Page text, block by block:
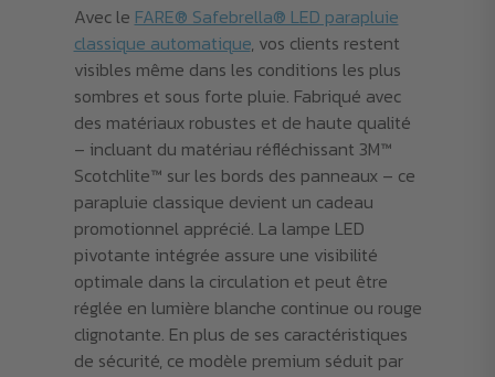
Avec le FARE® Safebrella® LED parapluie
classique automatique, vos clients restent
visibles même dans les conditions les plus
sombres et sous forte pluie. Fabriqué avec
des matériaux robustes et de haute qualité
– incluant du matériau réfléchissant 3M™
Scotchlite™ sur les bords des panneaux – ce
parapluie classique devient un cadeau
promotionnel apprécié. La lampe LED
pivotante intégrée assure une visibilité
optimale dans la circulation et peut être
réglée en lumière blanche continue ou rouge
clignotante. En plus de ses caractéristiques
de sécurité, ce modèle premium séduit par